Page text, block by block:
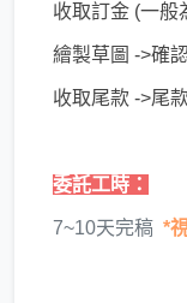
收取訂金 (一般
繪製草圖 ->確
收取尾款 ->尾
委託工時：
7~10天完稿 *